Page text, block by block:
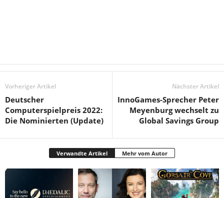
Vorheriger Artikel
Deutscher
Computerspielpreis 2022:
Die Nominierten (Update)
Nächster Artikel
InnoGames-Sprecher Peter
Meyenburg wechselt zu
Global Savings Group
Verwandte Artikel Mehr vom Autor